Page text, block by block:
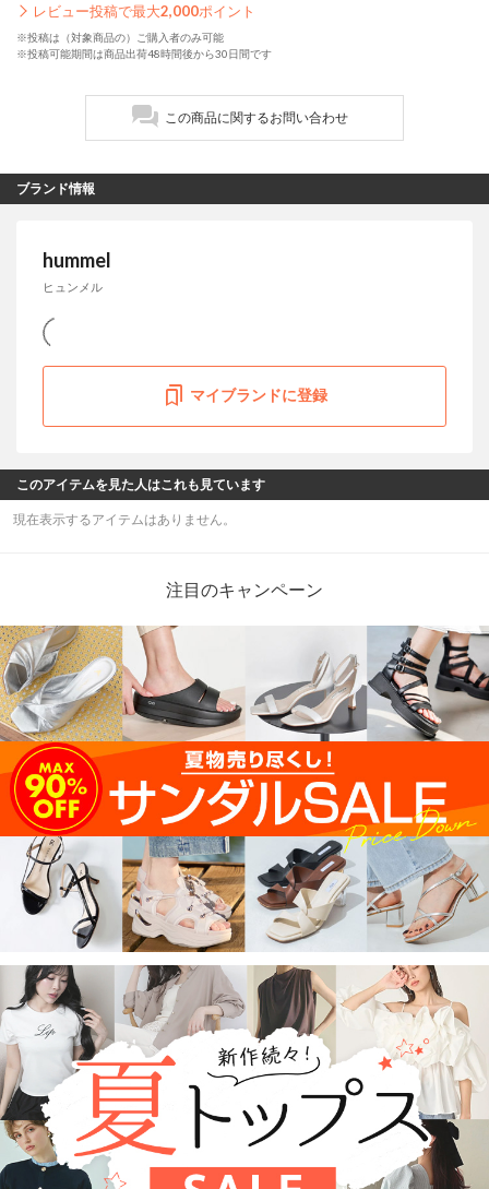
レビュー投稿で最大2,000ポイント
※投稿は（対象商品の）ご購入者のみ可能
※投稿可能期間は商品出荷48時間後から30日間です
この商品に関するお問い合わせ
ブランド情報
hummel
ヒュンメル
マイブランドに登録
このアイテムを見た人はこれも見ています
現在表示するアイテムはありません。
注目のキャンペーン